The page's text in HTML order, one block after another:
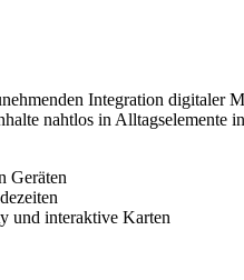
Integration
nahtlos in
Geräten
und interaktive Karten